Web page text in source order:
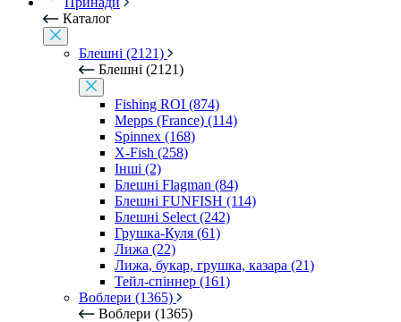
Каталог
Блешні (2121)
Блешні (2121)
Fishing ROI (874)
Mepps (France) (114)
Spinnex (168)
X-Fish (258)
Інші (2)
Блешні Flagman (84)
Блешні FUNFISH (114)
Блешні Select (242)
Грушка-Куля (61)
Лижа (22)
Лижа, букар, грушка, казара (21)
Тейл-спіннер (161)
Воблери (1365)
Воблери (1365)